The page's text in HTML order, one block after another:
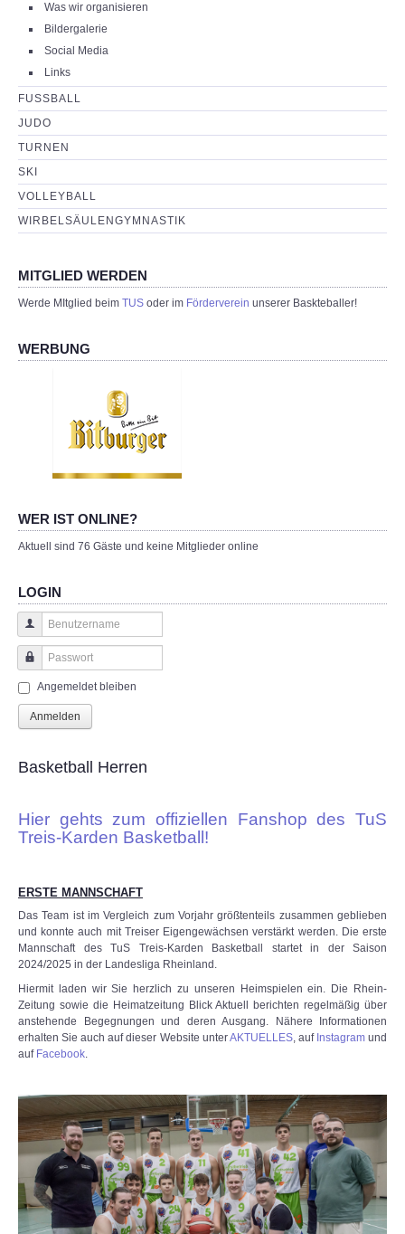
Was wir organisieren
Bildergalerie
Social Media
Links
FUSSBALL
JUDO
TURNEN
SKI
VOLLEYBALL
WIRBELSÄULENGYMNASTIK
MITGLIED WERDEN
Werde MItglied beim TUS oder im Förderverein unserer Baskteballer!
WERBUNG
WER IST ONLINE?
Aktuell sind 76 Gäste und keine Mitglieder online
LOGIN
Benutzername
Passwort
Angemeldet bleiben
Anmelden
Basketball Herren
Hier gehts zum offiziellen Fanshop des TuS
Treis-Karden Basketball!
ERSTE MANNSCHAFT
Das Team ist im Vergleich zum Vorjahr größtenteils zusammen geblieben
und konnte auch mit Treiser Eigengewächsen verstärkt werden. Die erste
Mannschaft des TuS Treis-Karden Basketball startet in der Saison
2024/2025 in der Landesliga Rheinland.
Hiermit laden wir Sie herzlich zu unseren Heimspielen ein. Die Rhein-
Zeitung sowie die Heimatzeitung Blick Aktuell berichten regelmäßig über
anstehende Begegnungen und deren Ausgang. Nähere Informationen
erhalten Sie auch auf dieser Website unterAKTUELLES, auf Instagramund
auf Facebook.